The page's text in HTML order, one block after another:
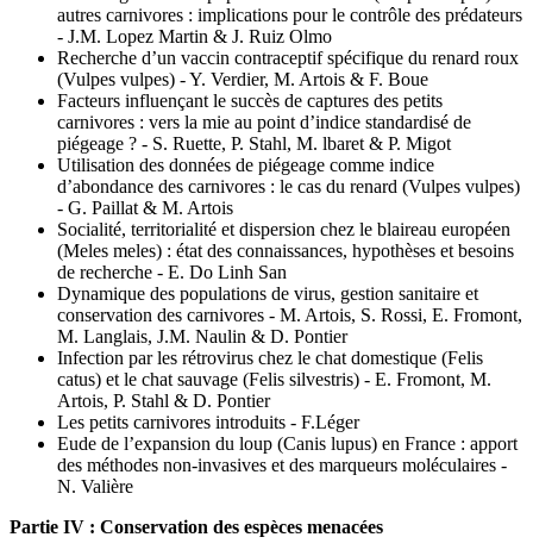
autres carnivores : implications pour le contrôle des prédateurs
- J.M. Lopez Martin & J. Ruiz Olmo
Recherche d’un vaccin contraceptif spécifique du renard roux
(Vulpes vulpes) - Y. Verdier, M. Artois & F. Boue
Facteurs influençant le succès de captures des petits
carnivores : vers la mie au point d’indice standardisé de
piégeage ? - S. Ruette, P. Stahl, M. lbaret & P. Migot
Utilisation des données de piégeage comme indice
d’abondance des carnivores : le cas du renard (Vulpes vulpes)
- G. Paillat & M. Artois
Socialité, territorialité et dispersion chez le blaireau européen
(Meles meles) : état des connaissances, hypothèses et besoins
de recherche - E. Do Linh San
Dynamique des populations de virus, gestion sanitaire et
conservation des carnivores - M. Artois, S. Rossi, E. Fromont,
M. Langlais, J.M. Naulin & D. Pontier
Infection par les rétrovirus chez le chat domestique (Felis
catus) et le chat sauvage (Felis silvestris) - E. Fromont, M.
Artois, P. Stahl & D. Pontier
Les petits carnivores introduits - F.Léger
Eude de l’expansion du loup (Canis lupus) en France : apport
des méthodes non-invasives et des marqueurs moléculaires -
N. Valière
Partie IV : Conservation des espèces menacées